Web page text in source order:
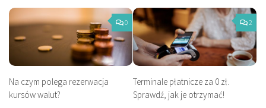
0
Na czym polega rezerwacja
kursów walut?
2
Terminale płatnicze za 0 zł.
Sprawdź, jak je otrzymać!